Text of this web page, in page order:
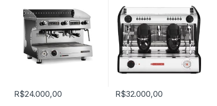
R$24.000,00 R$32.000,00